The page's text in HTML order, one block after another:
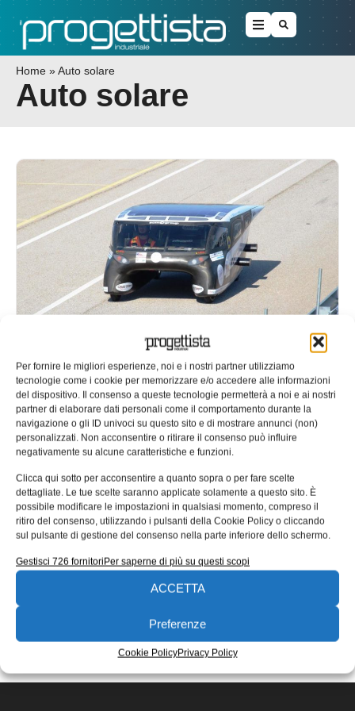
Per fornire le migliori esperienze, noi e i nostri partner utilizziamo
tecnologie come i cookie per memorizzare e/o accedere alle informazioni
del dispositivo. Il consenso a queste tecnologie permetterà a noi e ai nostri
partner di elaborare dati personali come il comportamento durante la
navigazione o gli ID univoci su questo sito e di mostrare annunci (non)
personalizzati. Non acconsentire o ritirare il consenso può influire
negativamente su alcune caratteristiche e funzioni.
Clicca qui sotto per acconsentire a quanto sopra o per fare scelte
dettagliate. Le tue scelte saranno applicate solamente a questo sito. È
possibile modificare le impostazioni in qualsiasi momento, compreso il
ritiro del consenso, utilizzando i pulsanti della Cookie Policy o cliccando
sul pulsante di gestione del consenso nella parte inferiore dello schermo.
Gestisci 726 fornitoriPer saperne di più su questi scopi
ACCETTA
Preferenze
Cookie PolicyPrivacy Policy
Home » Auto solare
Auto solare
L’auto solare dell’Università di
Bologna trionfa all’American Solar
Challenge
Emilia 4, l’auto solare progettata e costruita dall’Università
di Bologna, trionfa all’American Solar Challenge,
competizione riservata a veicoli solari sviluppati
EDICOLA WEB
ISCRIVITI ALLA NEWSLETTER